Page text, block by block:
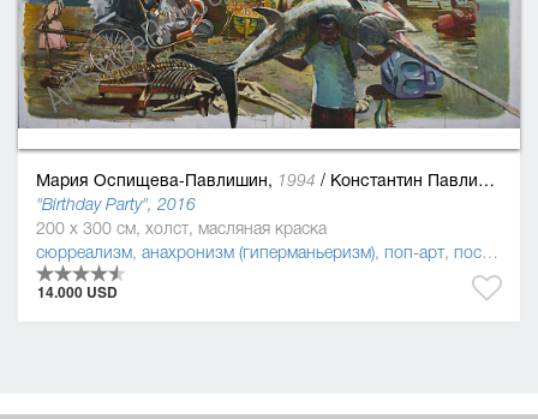
Мария Оспищева-Павлишин, 1994 / Константин Павлишин
"Birthday Party", 2016
200 x 300 см, холст, масляная краска
сюрреализм, анахронизм (гиперманьеризм), поп-арт, постмодернизм
14.000 USD